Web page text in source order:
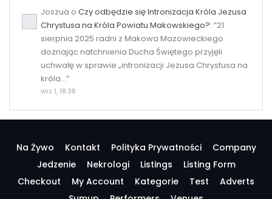
Joszua o Czy odbędzie się Intronizacja Króla Jezusa
Chrystusa na Króla Powiatu Makowskiego?: “21
sierpnia 2025 radni z Makowa Mazowieckiego
doznając natchnienia Ducha Świętego przyjęli
uchwałę w sprawie „intronizacji Jezusa Chrystusa na
króla…”
wrz 1, 18:38
Na Żywo Kontakt Polityka Prywatności
Company
Jedzenie
Nekrologi Listings
Listing Form
Checkout
My Account Kategorie Test
Adverts